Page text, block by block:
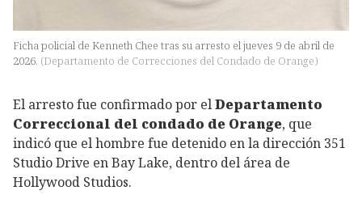
Ficha policial de Kenneth Chee tras su arresto el jueves 9 de abril de
2026. (Departamento de Correcciones del Condado de Orange)
El arresto fue confirmado por elDepartamento
Correccional del condado de Orange, que
indicó que el hombre fue detenido en la dirección 351
Studio Drive en Bay Lake, dentro del área de
Hollywood Studios.